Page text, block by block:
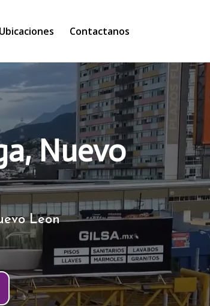
Ubicaciones Contactanos
Nuevo
Leon